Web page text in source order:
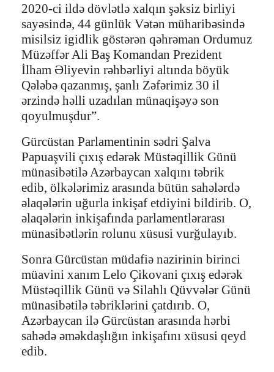
2020-ci ildə dövlətlə xalqın şəksiz birliyi
sayəsində, 44 günlük Vətən müharibəsində
misilsiz igidlik göstərən qəhrəman Ordumuz
Müzəffər Ali Baş Komandan Prezident
İlham Əliyevin rəhbərliyi altında böyük
Qələbə qazanmış, şanlı Zəfərimiz 30 il
ərzində həlli uzadılan münaqişəyə son
qoyulmuşdur”.
Gürcüstan Parlamentinin sədri Şalva
Papuaşvili çıxış edərək Müstəqillik Günü
münasibətilə Azərbaycan xalqını təbrik
edib, ölkələrimiz arasında bütün sahələrdə
əlaqələrin uğurla inkişaf etdiyini bildirib. O,
əlaqələrin inkişafında parlamentlərarası
münasibətlərin rolunu xüsusi vurğulayıb.
Sonra Gürcüstan müdafiə nazirinin birinci
müavini xanım Lelo Çikovani çıxış edərək
Müstəqillik Günü və Silahlı Qüvvələr Günü
münasibətilə təbriklərini çatdırıb. O,
Azərbaycan ilə Gürcüstan arasında hərbi
sahədə əməkdaşlığın inkişafını xüsusi qeyd
edib.